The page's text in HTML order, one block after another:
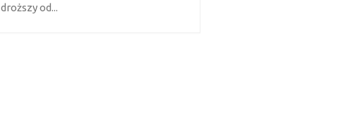
droższy od...